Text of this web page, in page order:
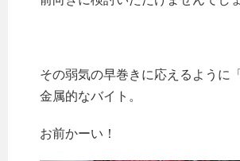
その弱気の早巻きに応えるように
金属的なバイト。
お前かーい！